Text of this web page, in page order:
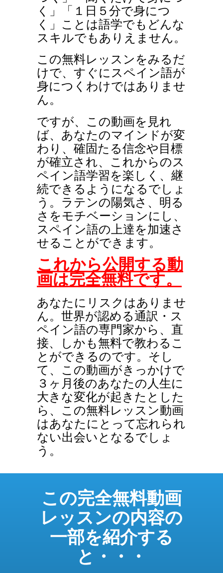
く」「１日５分で身につ
く」ことは語学でもどんな
スキルでもありえません。
この無料レッスンをみるだ
けで、すぐにスペイン語が
身につくわけではありませ
ん。
ですが、この動画を見れ
ば、あなたのマインドが変
わり、確固たる信念や目標
が確立され、これからのス
ペイン語学習を楽しく、継
続できるようになるでしょ
う。ラテンの陽気さ、明る
さをモチベーションにし、
スペイン語の上達を加速さ
せることができます。
これから公開する動
画は完全無料です。
あなたにリスクはありませ
ん。世界が認める通訳・ス
ペイン語の専門家から、直
接、しかも無料で教わるこ
とができるのです。そし
て、この動画がきっかけで
３ヶ月後のあなたの人生に
大きな変化が起きたとした
ら、この無料レッスン動画
はあなたにとって忘れられ
ない出会いとなるでしょ
う。
この完全無料動画
レッスンの内容の
一部を紹介する
と・・・